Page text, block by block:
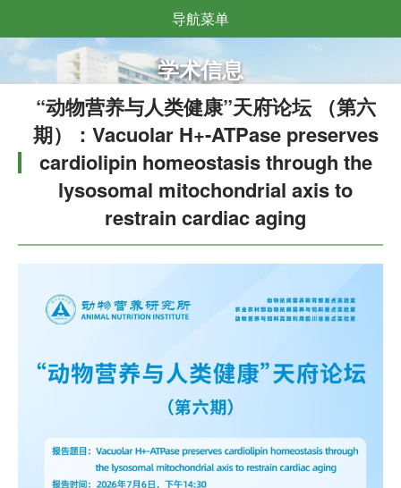
导航菜单
学术信息
“动物营养与人类健康”天府论坛 （第六
期）：Vacuolar H+-ATPase preserves
cardiolipin homeostasis through the
lysosomal mitochondrial axis to
restrain cardiac aging